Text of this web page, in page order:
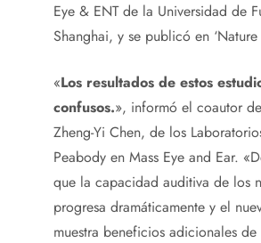
Eye & ENT de la Universidad de
Shanghai, y se publicó en ‘Nature
«Los resultados de estos
confusos.», informó el coautor
Zheng-Yi Chen, de los
Peabody en Mass Eye and Ear.
que la capacidad auditiva de los
progresa dramáticamente y el
muestra beneficios adicionales